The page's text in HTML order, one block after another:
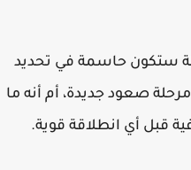
ستكون حاسمة في تحديد
صعود جديدة، أم أنه ما
أي انطلاقة قوية.